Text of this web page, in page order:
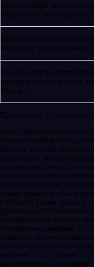
Индекс общей
нагрузки на атмосферу
Индекс общей
нагрузки с учетом рельефа
Индекс общей
нагрузки с учетом числа
(усл. ед.)
Примечание: * – различия
Также учитывалась
бронхиальной астме у
вызовов службы «Скорой
населения и
загрязнения почвы,
проявления острых
автотранспортной
играет ведущую роль в
г. Кирове. Таким образом,
уровню аэротехногенного
благоприятный районы
обследуемых выбрано 274
учащихся
(контрольная группа)
мальчика и 71 девочки) и
загрязненном (72